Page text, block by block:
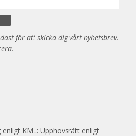
för att skicka dig vårt nyhetsbrev.
enligt KML: Upphovsrätt enligt